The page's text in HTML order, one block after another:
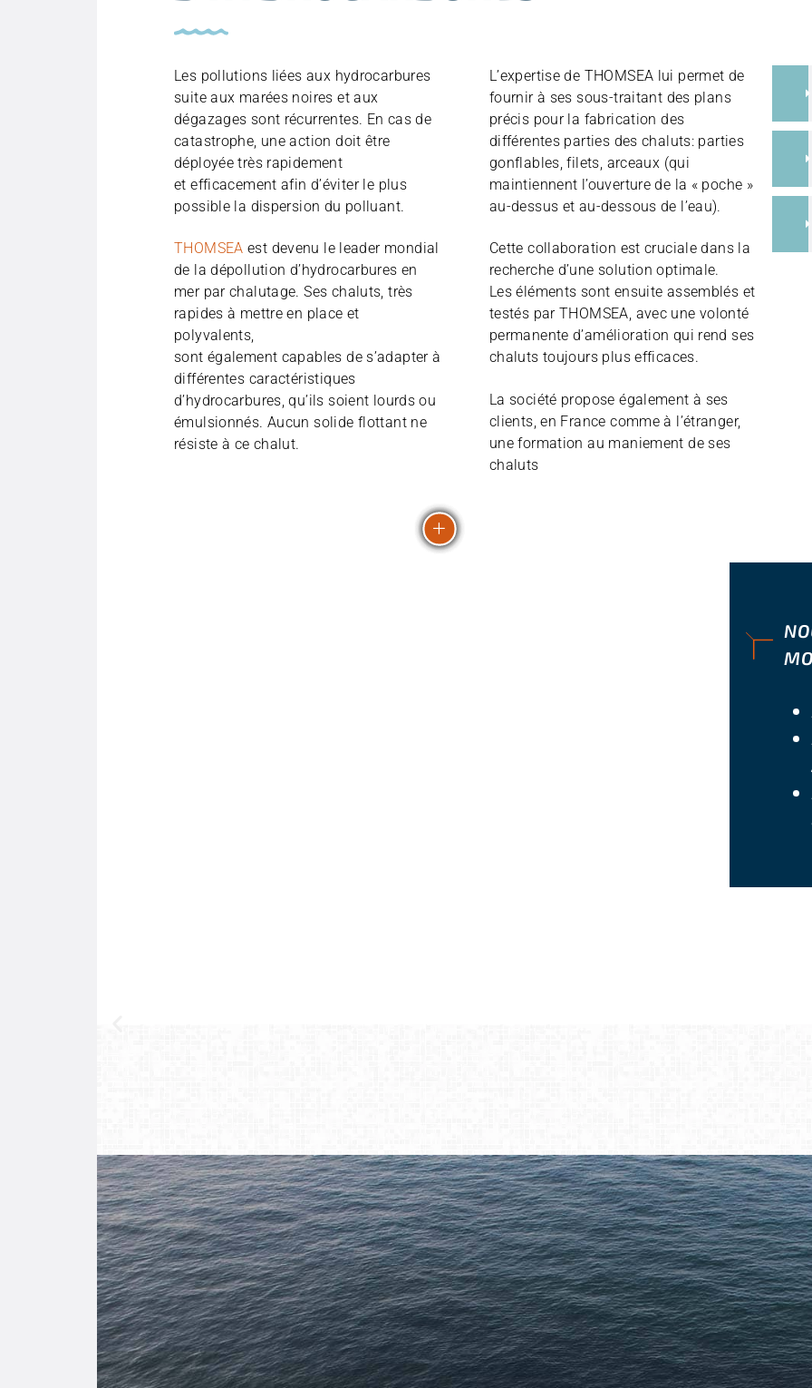
Les pollutions liées aux hydrocarbures
suite aux marées noires et aux
dégazages sont récurrentes. En cas de
catastrophe, une action doit être
déployée très rapidement
etefficacement afin d’éviter le plus
possible la dispersion du polluant.
THOMSEA est devenu le leader mondial
de la dépollution d’hydrocarbures en
mer par chalutage. Ses chaluts, très
rapides à mettre en place et
polyvalents,
sont également capables de s’adapter à
différentes caractéristiques
d’hydrocarbures, qu’ils soient lourds ou
émulsionnés. Aucun solide flottant ne
résiste à ce chalut.
L’expertise de THOMSEA lui permet de
fournir à ses sous-traitant des plans
précis pour la fabrication des
différentes parties des chaluts: parties
gonflables, filets, arceaux (qui
maintiennent l’ouverture de la « poche »
au-dessus et au-dessous de l’eau).
Cette collaboration est cruciale dans la
recherche d’une solution optimale.
Les éléments sont ensuite assemblés et
testés par THOMSEA, avec une volonté
permanente d’amélioration qui rend ses
chaluts toujours plus efficaces.
La société propose également à ses
clients, en France comme à l’étranger,
une formation au maniement de ses
chaluts